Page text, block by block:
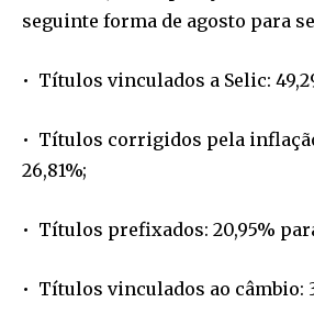
seguinte forma de agosto para
• Títulos vinculados a Selic:
• Títulos corrigidos pela
26,81%;
• Títulos prefixados: 20,95%
• Títulos vinculados ao câmbio: